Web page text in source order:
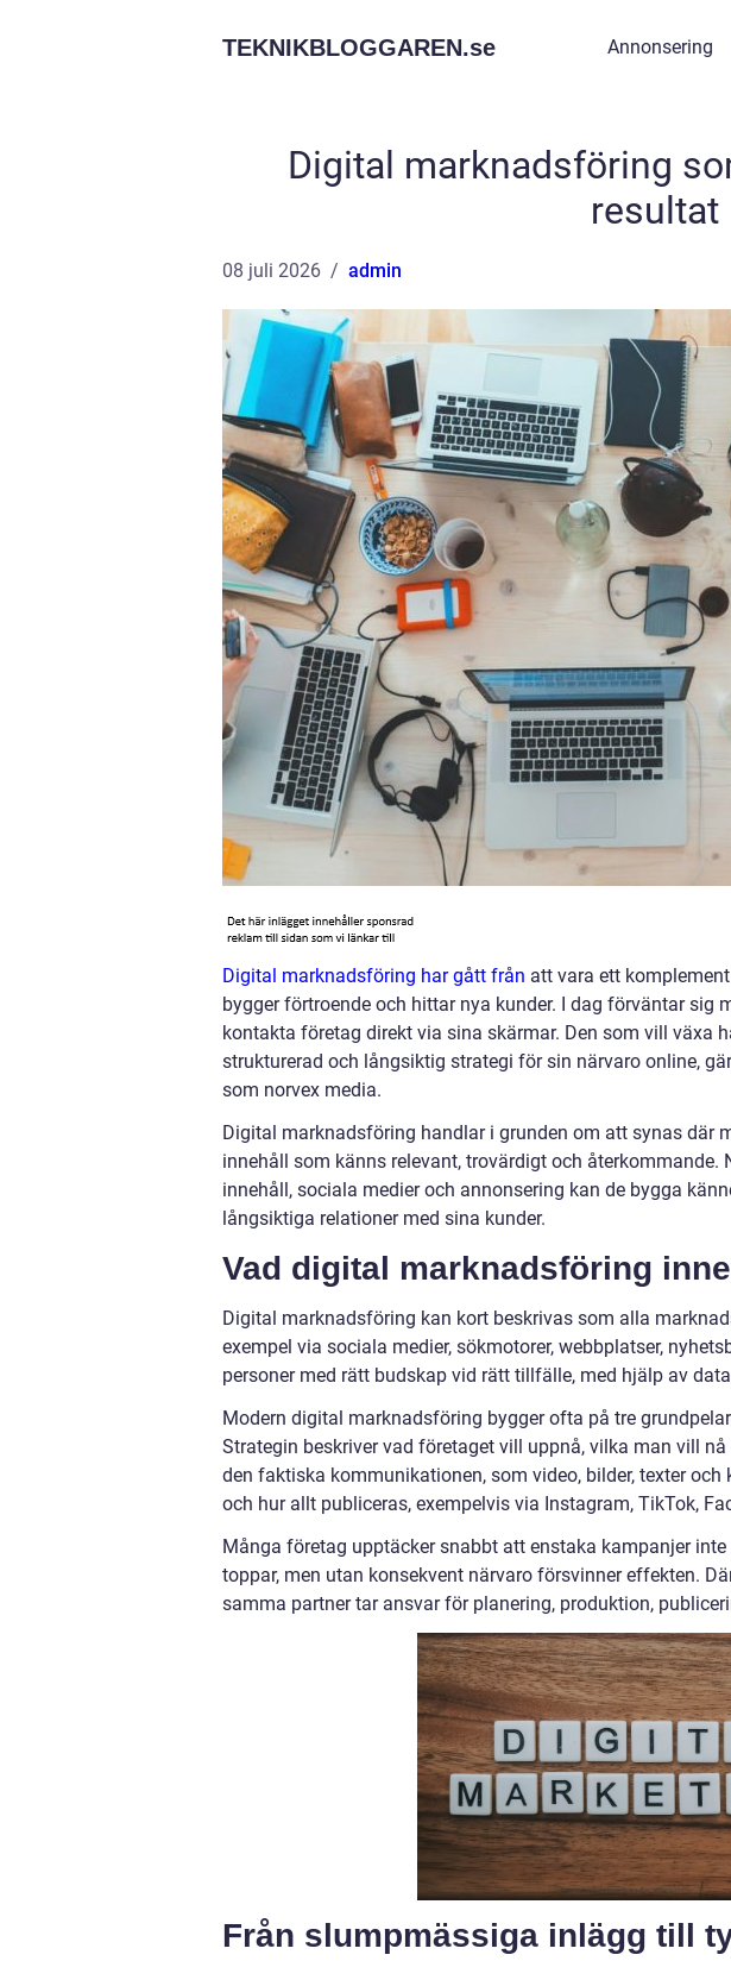
TEKNIKBLOGGAREN.se Annonsering
Digital marknadsföring
resultat
08 juli 2026 admin
Digital marknadsföring har gått från att vara ett
bygger förtroende och hittar nya kunder. I dag förväntar sig
kontakta företag direkt via sina skärmar. Den som vill växa
strukturerad och långsiktig strategi för sin närvaro online,
som norvex media.
Digital marknadsföring handlar i grunden om att synas där
innehåll som känns relevant, trovärdigt och återkommande.
innehåll, sociala medier och annonsering kan de bygga
långsiktiga relationer med sina kunder.
Vad digital marknadsföring
Digital marknadsföring kan kort beskrivas som alla
exempel via sociala medier, sökmotorer, webbplatser,
personer med rätt budskap vid rätt tillfälle, med hjälp av
Modern digital marknadsföring bygger ofta på tre
Strategin beskriver vad företaget vill uppnå, vilka man vill
den faktiska kommunikationen, som video, bilder, texter
och hur allt publiceras, exempelvis via Instagram, TikTok,
Många företag upptäcker snabbt att enstaka kampanjer
toppar, men utan konsekvent närvaro försvinner effekten.
samma partner tar ansvar för planering, produktion,
Från slumpmässiga inlägg till